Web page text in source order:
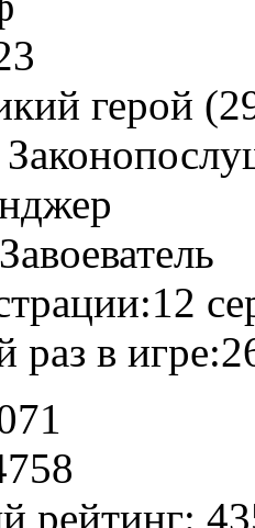
герой
Завоеватель
12
раз в игре:
рейтинг: